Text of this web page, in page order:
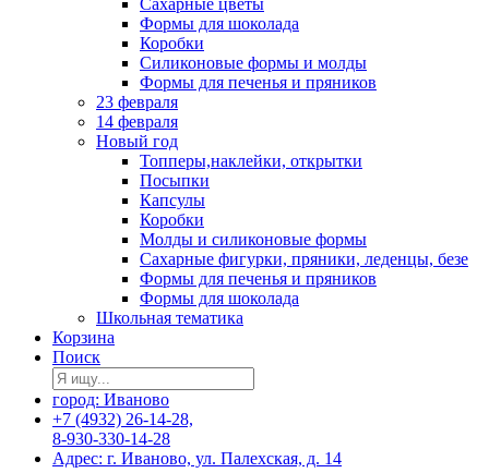
Сахарные цветы
Формы для шоколада
Коробки
Силиконовые формы и молды
Формы для печенья и пряников
23 февраля
14 февраля
Новый год
Топперы,наклейки, открытки
Посыпки
Капсулы
Коробки
Молды и силиконовые формы
Сахарные фигурки, пряники, леденцы, безе
Формы для печенья и пряников
Формы для шоколада
Школьная тематика
Корзина
Поиск
город: Иваново
+7 (4932) 26-14-28,
8-930-330-14-28
Адрес: г. Иваново, ул. Палехская, д. 14